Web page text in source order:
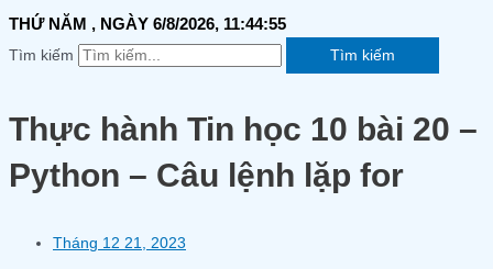
THỨ NĂM , NGÀY 6/8/2026, 11:44:55
Tìm kiếm Tìm kiếm
Thực hành Tin học 10 bài 20 –
Python – Câu lệnh lặp for
Tháng 12 21, 2023